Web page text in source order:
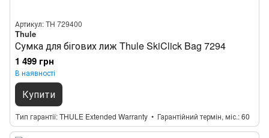
Артикул: TH 729400
Thule
Сумка для бігових лиж Thule SkiClick Bag 7294
1 499 грн
В наявності
Купити
Тип гарантії THULE Extended Warranty Гарантійний термін, міс. 60